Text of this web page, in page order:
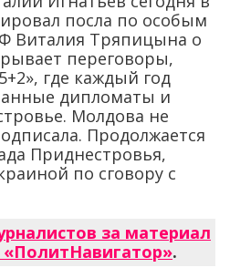
посла по особым
Виталия Тряпицына о
переговоры,
где каждый год
дипломаты и
Молдова не
Продолжается
Приднестровья,
по сговору с
за материал
.